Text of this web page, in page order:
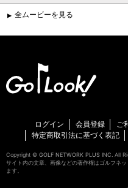
全ムービーを見る
ログイン 会員登録 ご
特定商取引法に基づく表記
Copyright © GOLF NETWORK PLUS INC. All
サイト内の文章、画像などの著作権はゴルフネ
ます。